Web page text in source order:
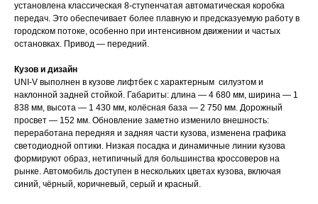
установлена классическая 8-ступенчатая автоматическая коробка
передач. Это обеспечивает более плавную и предсказуемую работу в
городском потоке, особенно при интенсивном движении и частых
остановках. Привод — передний.
Кузов и дизайн
UNI-V выполнен в кузове лифтбек с характерным силуэтом и
наклонной задней стойкой. Габариты: длина — 4 680 мм, ширина — 1
838 мм, высота — 1 430 мм, колёсная база — 2 750 мм. Дорожный
просвет — 152 мм. Обновление заметно изменило внешность:
переработана передняя и задняя части кузова, изменена графика
светодиодной оптики. Низкая посадка и динамичные линии кузова
формируют образ, нетипичный для большинства кроссоверов на
рынке. Автомобиль доступен в нескольких цветах кузова, включая
синий, чёрный, коричневый, серый и красный.